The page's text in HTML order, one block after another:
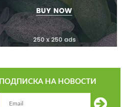
ПОДПИСКА НА НОВОСТИ